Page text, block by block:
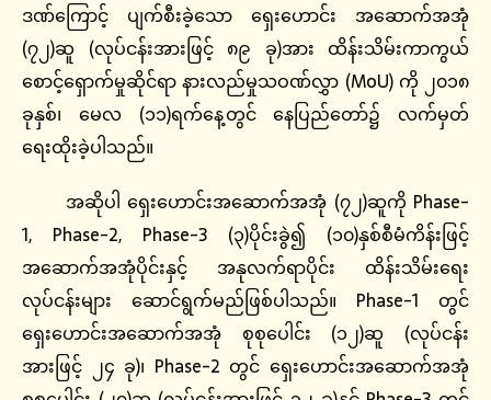
ဒဏ်ကြောင့် ပျက်စီးခဲ့သော ရှေးဟောင်း အဆောက်အအုံ
(၇၂)ဆူ (လုပ်ငန်းအားဖြင့် ၈၉ ခု)အား ထိန်းသိမ်းကာကွယ်
စောင့်ရှောက်မှုဆိုင်ရာ နားလည်မှုသဝဏ်လွှာ (MoU) ကို ၂၀၁၈
ခုနှစ်၊ မေလ (၁၁)ရက်နေ့တွင် နေပြည်တော်၌ လက်မှတ်
ရေးထိုးခဲ့ပါသည်။
အဆိုပါ ရှေးဟောင်းအဆောက်အအုံ (၇၂)ဆူကို Phase-
1, Phase-2, Phase-3 (၃)ပိုင်းခွဲ၍ (၁၀)နှစ်စီမံကိန်းဖြင့်
အဆောက်အအုံပိုင်းနှင့် အနုလက်ရာပိုင်း ထိန်းသိမ်းရေး
လုပ်ငန်းများ ဆောင်ရွက်မည်ဖြစ်ပါသည်။ Phase-1 တွင်
ရှေးဟောင်းအဆောက်အအုံ စုစုပေါင်း (၁၂)ဆူ (လုပ်ငန်း
အားဖြင့် ၂၄ ခု)၊ Phase-2 တွင် ရှေးဟောင်းအဆောက်အအုံ